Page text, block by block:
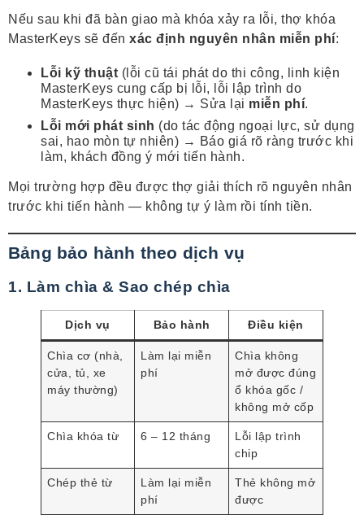
Nếu sau khi đã bàn giao mà khóa xảy ra lỗi, thợ khóa
MasterKeys sẽ đến xác định nguyên nhân miễn phí:
Lỗi kỹ thuật (lỗi cũ tái phát do thi công, linh kiện
MasterKeys cung cấp bị lỗi, lỗi lập trình do
MasterKeys thực hiện) → Sửa lại miễn phí.
Lỗi mới phát sinh (do tác động ngoại lực, sử dụng
sai, hao mòn tự nhiên) → Báo giá rõ ràng trước khi
làm, khách đồng ý mới tiến hành.
Mọi trường hợp đều được thợ giải thích rõ nguyên nhân
trước khi tiến hành — không tự ý làm rồi tính tiền.
Bảng bảo hành theo dịch vụ
1. Làm chìa & Sao chép chìa
Dịch vụ Bảo hành Điều kiện
Chìa cơ (nhà,
cửa, tủ, xe
máy thường)
Làm lại miễn
phí
Chìa không
mở được đúng
ổ khóa gốc /
không mở cốp
Chìa khóa từ 6 – 12 tháng
Lỗi lập trình
chip
Chép thẻ từ
Làm lại miễn
phí
Thẻ không mở
được